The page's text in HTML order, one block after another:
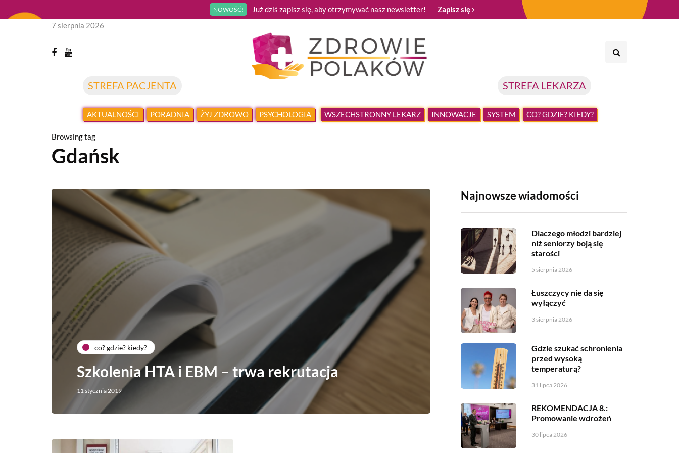
NOWOŚĆ! Już dziś zapisz się, aby otrzymywać nasz newsletter! Zapisz się
STREFA PACJENTA STREFA LEKARZA
7 sierpnia 2026
AKTUALNOŚCI PORADNIA ŻYJ ZDROWO PSYCHOLOGIA WSZECHSTRONNY LEKARZ INNOWACJE SYSTEM CO? GDZIE? KIEDY?
Browsing tag
Gdańsk
co? gdzie? kiedy?
Szkolenia HTA i EBM – trwa rekrutacja
11 stycznia 2019
Najnowsze wiadomości
Dlaczego młodzi bardziej
niż seniorzy boją się
starości
5 sierpnia 2026
Łuszczycy nie da się
wyłączyć
3 sierpnia 2026
Gdzie szukać schronienia
przed wysoką
temperaturą?
31 lipca 2026
REKOMENDACJA 8.:
Promowanie wdrożeń
30 lipca 2026